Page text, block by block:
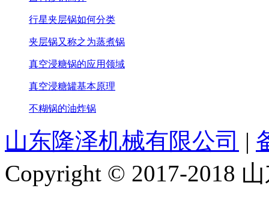
行星夹层锅如何分类
夹层锅又称之为蒸煮锅
真空浸糖锅的应用领域
真空浸糖罐基本原理
不糊锅的油炸锅
山东隆泽机械有限公司 |
Copyright © 2017-2018